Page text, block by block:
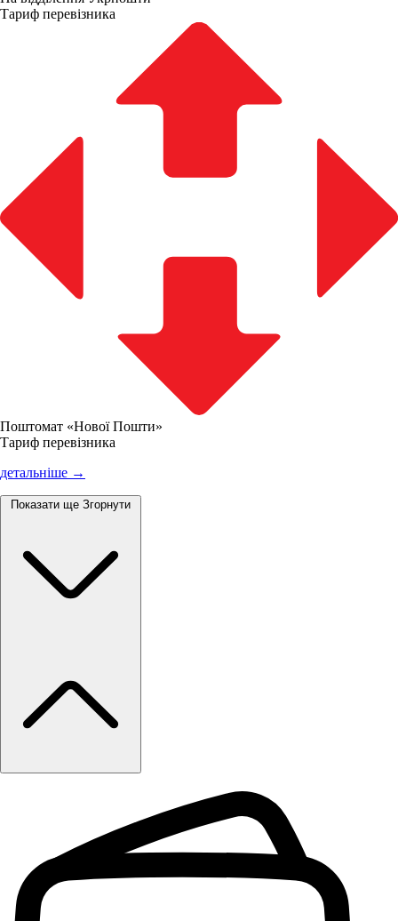
Тариф перевізника
Поштомат «Нової Пошти»
Тариф перевізника
детальніше →
Показати ще Згорнути